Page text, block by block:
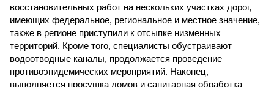
восстановительных работ на нескольких участках дорог,
имеющих федеральное, региональное и местное значение,
также в регионе приступили к отсыпке низменных
территорий. Кроме того, специалисты обустраивают
водоотводные каналы, продолжается проведение
противоэпидемических мероприятий. Наконец,
выполняется просушка домов и санитарная обработка